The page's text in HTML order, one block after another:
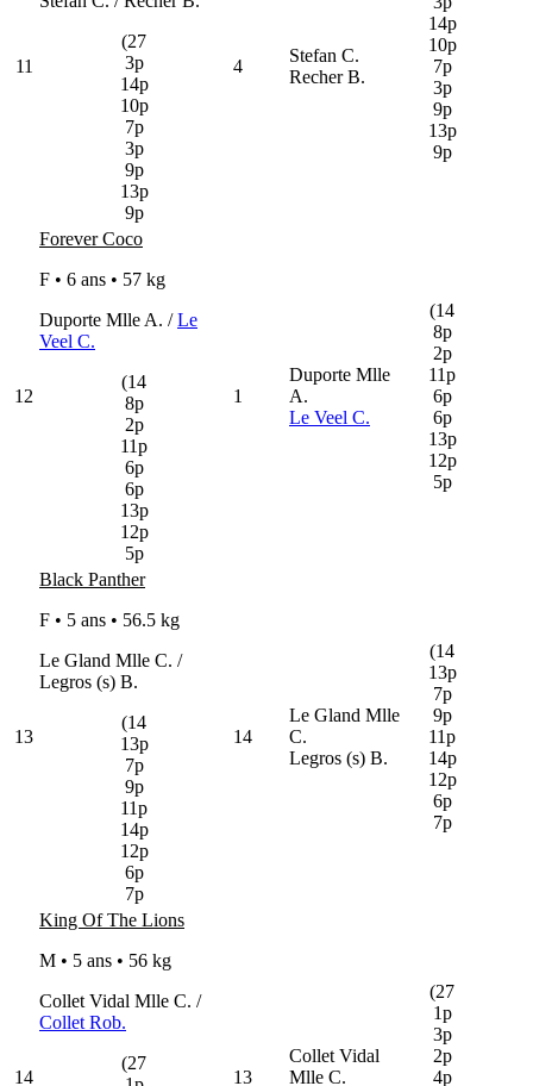
11
(27
3p
14p
10p
7p
3p
9p
13p
9p
4
Stefan C.
Recher B.
14p
10p
7p
3p
9p
13p
9p
12
Forever Coco
F • 6 ans • 57 kg
Duporte Mlle A. /Le
Veel C.
(14
8p
2p
11p
6p
6p
13p
12p
5p
1
Duporte Mlle
A.
Le Veel C.
(14
8p
2p
11p
6p
6p
13p
12p
5p
13
Black Panther
F • 5 ans • 56.5 kg
Le Gland Mlle C. /
Legros (s) B.
(14
13p
7p
9p
11p
14p
12p
6p
7p
14
Le Gland Mlle
C.
Legros (s) B.
(14
13p
7p
9p
11p
14p
12p
6p
7p
14
King Of The Lions
M • 5 ans • 56 kg
Collet Vidal Mlle C. /
Collet Rob.
(27
13
Collet Vidal
Mlle C.
(27
1p
3p
2p
4p